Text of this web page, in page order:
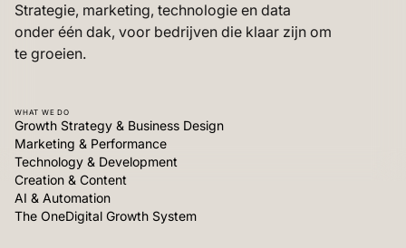
Strategie, marketing, technologie en data
onder één dak, voor bedrijven die klaar zijn om
te groeien.
WHAT WE DO
Growth Strategy & Business Design
Marketing & Performance
Technology & Development
Creation & Content
AI & Automation
The OneDigital Growth System